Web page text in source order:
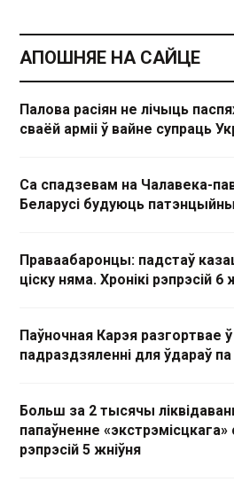
АПОШНЯЕ НА САЙЦЕ
Палова расіян не лічыць
сваёй арміі ў вайне супраць
Са спадзевам на Чалавека-
Беларусі будуюць
Праваабаронцы: падстаў
ціску няма. Хронікі рэпрэсій 6
Паўночная Карэя разгортвае
падраздзяленні для ўдараў па
Больш за 2 тысячы
папаўненне «экстрэмісцкага»
рэпрэсій 5 жніўня